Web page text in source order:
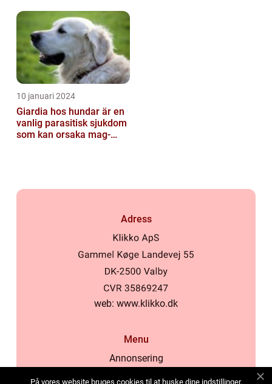
10 januari 2024
Giardia hos hundar är en
vanlig parasitisk sjukdom
som kan orsaka mag-
Adress
web: www.klikko.dk
Menu
Annonsering
På vores website bruges cookies til at huske dine indstillinger,